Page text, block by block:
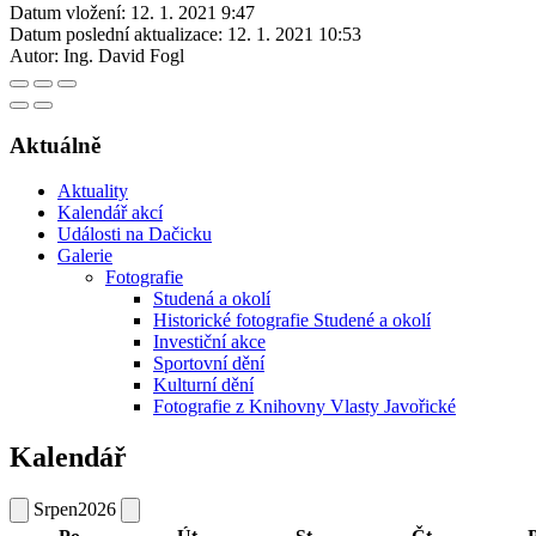
Datum vložení: 12. 1. 2021 9:47
Datum poslední aktualizace: 12. 1. 2021 10:53
Autor: Ing. David Fogl
Aktuálně
Aktuality
Kalendář akcí
Události na Dačicku
Galerie
Fotografie
Studená a okolí
Historické fotografie Studené a okolí
Investiční akce
Sportovní dění
Kulturní dění
Fotografie z Knihovny Vlasty Javořické
Kalendář
Srpen2026